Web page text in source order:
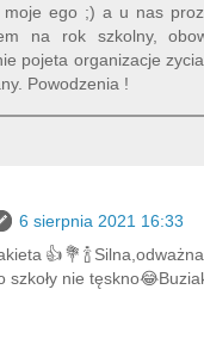
moje ego ;) a u nas
na rok szkolny,
pojeta organizacje
Powodzenia !
6 sierpnia 2021 16:33
szkoły nie